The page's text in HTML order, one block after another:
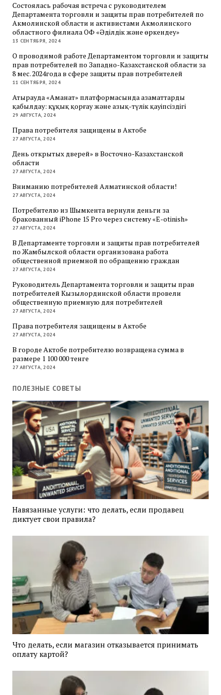
Состоялась рабочая встреча с руководителем
Департамента торговли и защиты прав потребителей по
Акмолинской области и активистами Акмолинского
областного филиала ОФ «Әділдік және өркендеу»
13 СЕНТЯБРЯ, 2024
О проводимой работе Департаментом торговли и защиты
прав потребителей по Западно-Казахстанской области за
8 мес. 2024года в сфере защиты прав потребителей
11 СЕНТЯБРЯ, 2024
Атырауда «Аманат» платформасында азаматтарды
қабылдау: құқық қорғау және азық-түлік қауіпсіздігі
29 АВГУСТА, 2024
Права потребителя защищены в Актобе
27 АВГУСТА, 2024
День открытых дверей» в Восточно-Казахстанской
области
27 АВГУСТА, 2024
Вниманию потребителей Алматинской области!
27 АВГУСТА, 2024
Потребителю из Шымкента вернули деньги за
бракованный iPhone 15 Pro через систему «E-otinish»
27 АВГУСТА, 2024
В Департаменте торговли и защиты прав потребителей
по Жамбылской области организована работа
общественной приемной по обращению граждан
27 АВГУСТА, 2024
Руководитель Департамента торговли и защиты прав
потребителей Кызылординской области провели
общественную приемную для потребителей
27 АВГУСТА, 2024
Права потребителя защищены в Актобе
27 АВГУСТА, 2024
В городе Актобе потребителю возвращена сумма в
размере 1 100 000 тенге
27 АВГУСТА, 2024
ПОЛЕЗНЫЕ СОВЕТЫ
Навязанные услуги: что делать, если продавец
диктует свои правила?
Что делать, если магазин отказывается принимать
оплату картой?